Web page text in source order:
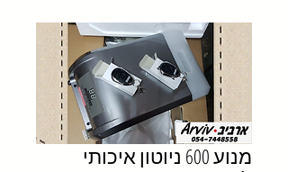
מנוע 600 ניוטון איכותי